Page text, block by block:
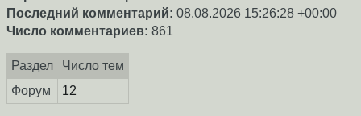
Последний комментарий: 08.08.2026 15:26:28 +00:00
Число комментариев: 861
Раздел
Число тем
Форум
12